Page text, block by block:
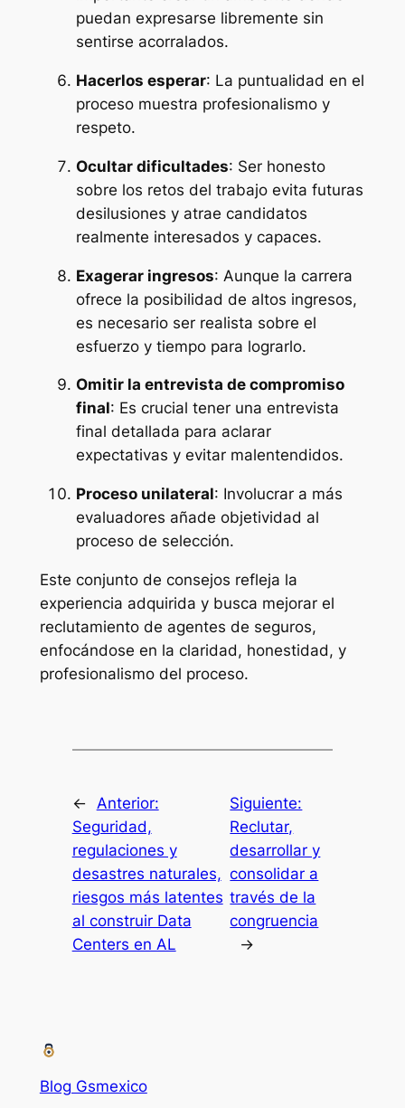
puedan expresarse libremente sin
sentirse acorralados.
Hacerlos esperar: La puntualidad en el
proceso muestra profesionalismo y
respeto.
Ocultar dificultades: Ser honesto
sobre los retos del trabajo evita futuras
desilusiones y atrae candidatos
realmente interesados y capaces.
Exagerar ingresos: Aunque la carrera
ofrece la posibilidad de altos ingresos,
es necesario ser realista sobre el
esfuerzo y tiempo para lograrlo.
Omitir la entrevista de compromiso
final: Es crucial tener una entrevista
final detallada para aclarar
expectativas y evitar malentendidos.
Proceso unilateral: Involucrar a más
evaluadores añade objetividad al
proceso de selección.
Este conjunto de consejos refleja la
experiencia adquirida y busca mejorar el
reclutamiento de agentes de seguros,
enfocándose en la claridad, honestidad, y
profesionalismo del proceso.
←
Anterior:
Seguridad,
regulaciones y
desastres naturales,
riesgos más latentes
al construir Data
Centers en AL
Siguiente:
Reclutar,
desarrollar y
consolidar a
través de la
congruencia
→
Blog Gsmexico